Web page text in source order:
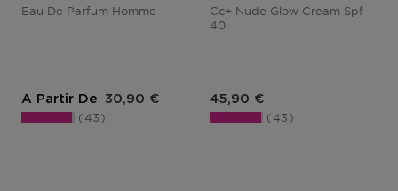
Eau De Parfum Homme
A Partir De Prix du produit
30,90 €
43
Cc+ Nude Glow Cream Spf
40
Prix du produit
45,90 €
43